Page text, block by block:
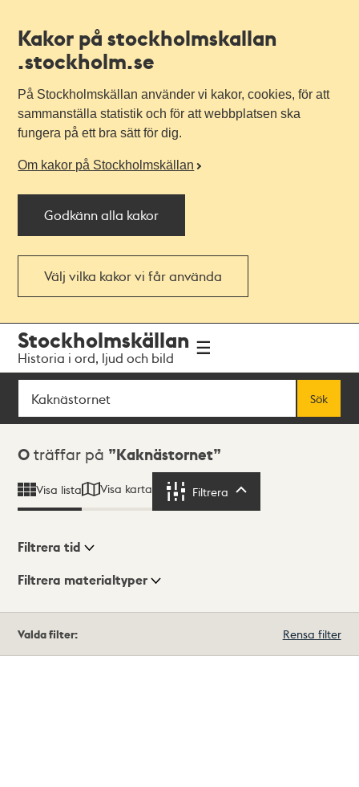
Kakor på stockholmskallan
.stockholm.se
På Stockholmskällan använder vi kakor, cookies, för att
sammanställa statistik och för att webbplatsen ska
fungera på ett bra sätt för dig.
Om kakor på Stockholmskällan
Godkänn alla kakor
Välj vilka kakor vi får använda
navigationen
huvudinnehållet
Stockholmskällan
Historia i ord, ljud och bild
Sök
Sök
Sökresultat
0 träffar på Kaknästornet
Visa lista Visa karta Filtrera
Visningsläge
Filtrera tid
Filtrera materialtyper
träffar
Valda filter: Rensa filter